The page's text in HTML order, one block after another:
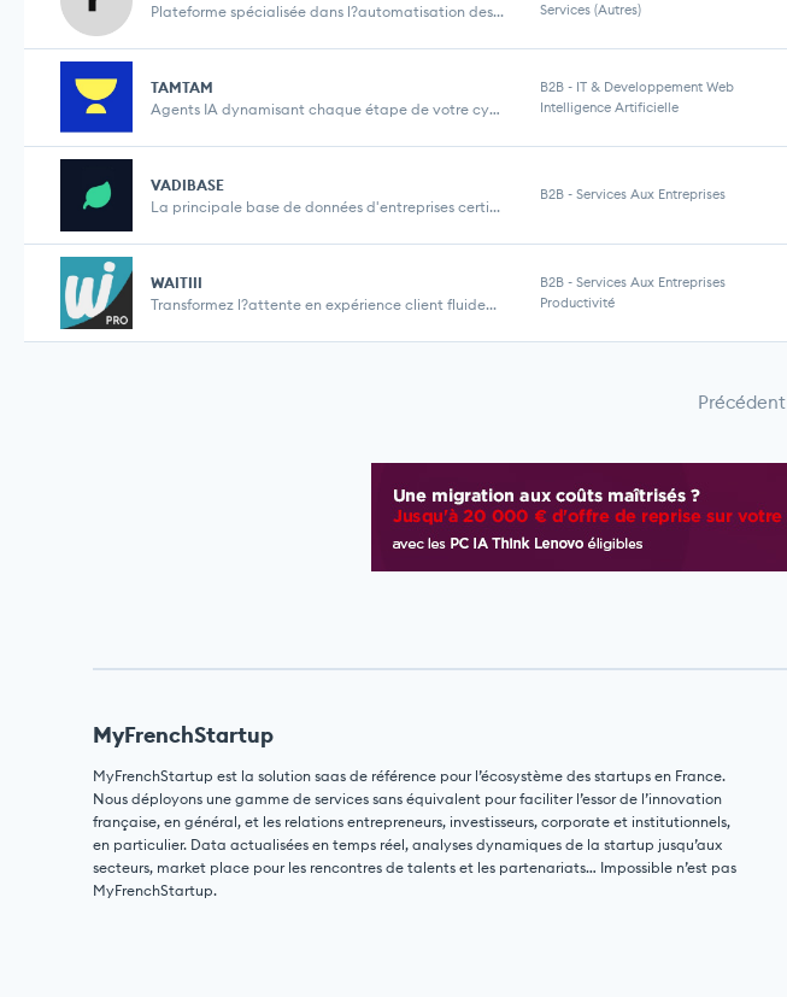
Plateforme spécialisée dans l?automatisation des...
Services (Autres)
TAMTAM
Agents IA dynamisant chaque étape de votre cycle ...
B2B - IT & Developpement Web
Intelligence Artificielle
VADIBASE
La principale base de données d'entreprises certi...
B2B - Services Aux Entreprises
WAITIII
Transformez l?attente en expérience client fluide...
B2B - Services Aux Entreprises
Productivité
Précédent
MyFrenchStartup
MyFrenchStartup est la solution saas de référence pour l’écosystème des startups en France.
Nous déployons une gamme de services sans équivalent pour faciliter l’essor de l’innovation
française, en général, et les relations entrepreneurs, investisseurs, corporate et institutionnels,
en particulier. Data actualisées en temps réel, analyses dynamiques de la startup jusqu’aux
secteurs, market place pour les rencontres de talents et les partenariats… Impossible n’est pas
MyFrenchStartup.